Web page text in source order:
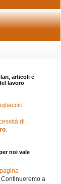
articoli e
lavoro
di
.
noi vale
Continueremo a